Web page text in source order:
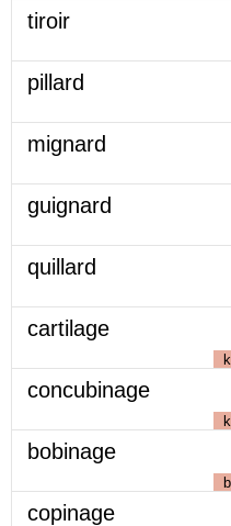
tiroir
pillard
mignard
guignard
quillard
cartilage
k
concubinage
k
bobinage
b
copinage